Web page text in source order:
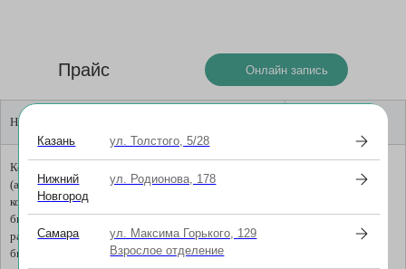
Прайс Онлайн запись
Наименование услуги
Комплексная диагностика детская от 7 до 18 лет
(авторефрактометрия, тонометрия, визометрия,
компьютерная периметрия (скрининг),
биомикроскопия, осмотр глазного дна с
расширением зрачка, оптическая бесконтактная
биометрия глаза, консультация врача)
Казань ул. Толстого, 5/28
Нижний
Новгород
ул. Родионова, 178
Самара
ул. Максима Горького, 129
Взрослое отделение